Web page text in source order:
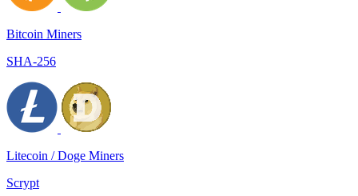
Bitcoin Miners
SHA-256
Litecoin / Doge Miners
Scrypt